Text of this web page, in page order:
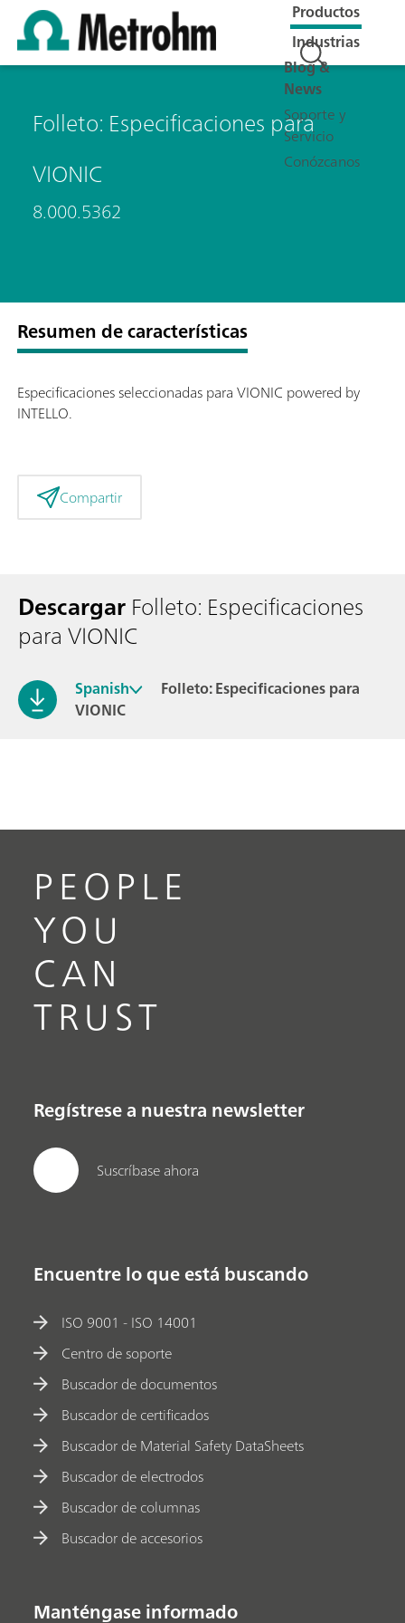
Productos
Industrias
Blog &
News
Soporte y
Servicio
Conózcanos
Folleto: Especificaciones para
VIONIC
8.000.5362
Resumen de características
Especificaciones seleccionadas para VIONIC powered by
INTELLO.
Compartir
DescargarFolleto: Especificaciones
para VIONIC
Spanish
Folleto: Especificaciones para
VIONIC
PEOPLE
YOU
CAN
TRUST
Regístrese a nuestra newsletter
Suscríbase ahora
Encuentre lo que está buscando
ISO 9001 - ISO 14001
Centro de soporte
Buscador de documentos
Buscador de certificados
Buscador de Material Safety DataSheets
Buscador de electrodos
Buscador de columnas
Buscador de accesorios
Manténgase informado